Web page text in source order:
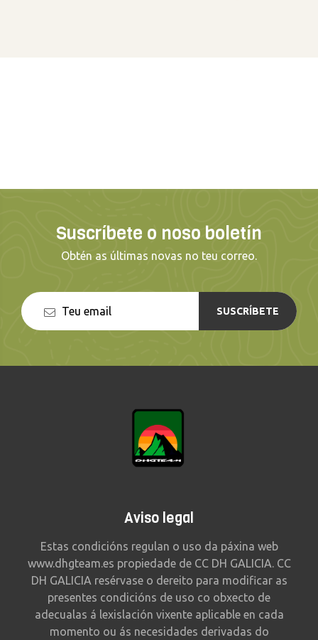
Suscríbete o noso boletín
Obtén as últimas novas no teu correo.
SUSCRÍBETE
Aviso legal
Estas condicións regulan o uso da páxina web
www.dhgteam.es propiedade de CC DH GALICIA. CC
DH GALICIA resérvase o dereito para modificar as
presentes condicións de uso co obxecto de
adecualas á lexislación vixente aplicable en cada
momento ou ás necesidades derivadas do